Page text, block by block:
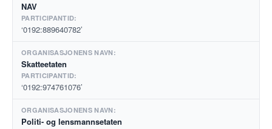
NAV
‘0192:889640782’
Skatteetaten
‘0192:974761076’
Politi- og lensmannsetaten